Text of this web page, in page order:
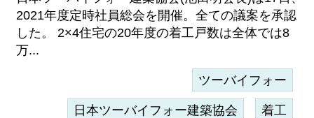
2021年度定時社員総会を開催。全ての議案を承認
した。 2×4住宅の20年度の着工戸数は全体では8
万...
ツーバイフォー
日本ツーバイフォー建築協会 着工